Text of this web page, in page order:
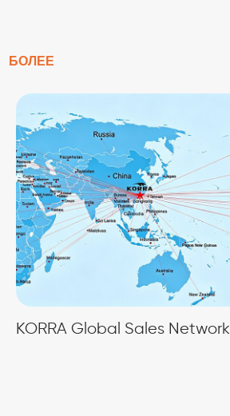
БОЛЕЕ
KORRA Global Sales Network